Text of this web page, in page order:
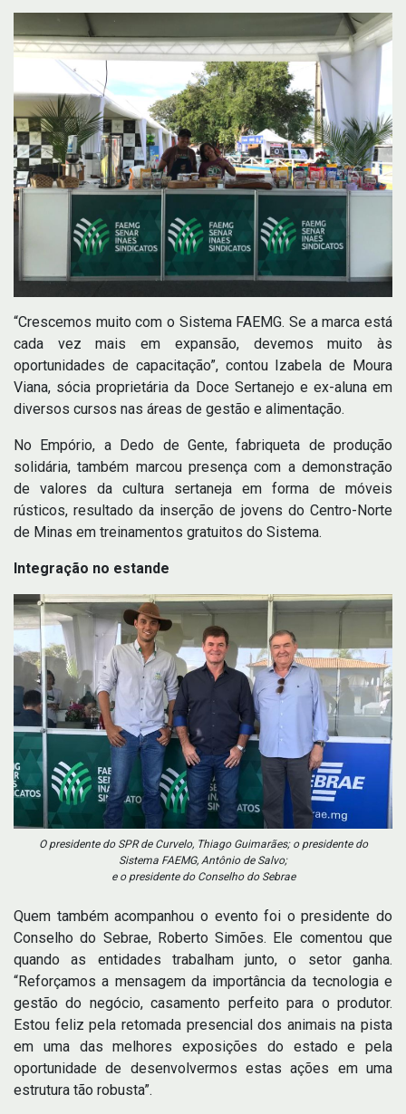
“Crescemos muito com o Sistema FAEMG. Se a marca está
cada vez mais em expansão, devemos muito às
oportunidades de capacitação”, contou Izabela de Moura
Viana, sócia proprietária da Doce Sertanejo e ex-aluna em
diversos cursos nas áreas de gestão e alimentação.
No Empório, a Dedo de Gente, fabriqueta de produção
solidária, também marcou presença com a demonstração
de valores da cultura sertaneja em forma de móveis
rústicos, resultado da inserção de jovens do Centro-Norte
de Minas em treinamentos gratuitos do Sistema.
Integração no estande
O presidente do SPR de Curvelo, Thiago Guimarães; o presidente do
Sistema FAEMG, Antônio de Salvo;
e o presidente do Conselho do Sebrae
Quem também acompanhou o evento foi o presidente do
Conselho do Sebrae, Roberto Simões. Ele comentou que
quando as entidades trabalham junto, o setor ganha.
“Reforçamos a mensagem da importância da tecnologia e
gestão do negócio, casamento perfeito para o produtor.
Estou feliz pela retomada presencial dos animais na pista
em uma das melhores exposições do estado e pela
oportunidade de desenvolvermos estas ações em uma
estrutura tão robusta”.